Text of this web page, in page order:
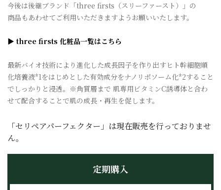
今後は後継ブランド「three firsts（スリーファースト）」の
商品もあわせてご利用いただきますようお願いいたします。
▶ three firsts 化粧品一覧はこちら
最新バイオ技術により進化した成長因子を作り出すヒト幹細胞順
化培養液*1をはじめとした有効成分をナノリポソーム化*2すること
でしっかりと浸透。※角質層まで 肌専用ビタミンC誘導体と合わ
せて配合することで肌の成長・再生を促します。
「セリペアパーフェクター」は現在販売を行っておりませ
ん。
定期購入